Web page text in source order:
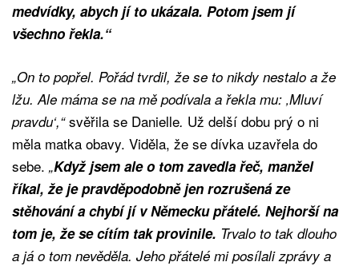
medvídky, abych jí to ukázala. Potom jsem jí
všechno řekla.“
„On to popřel. Pořád tvrdil, že se to nikdy nestalo a že
lžu. Ale máma se na mě podívala a řekla mu: ‚Mluví
pravdu‘,“svěřila se Danielle. Už delší dobu prý o ni
měla matka obavy. Viděla, že se dívka uzavřela do
sebe. „Když jsem ale o tom zavedla řeč, manžel
říkal, že je pravděpodobně jen rozrušená ze
stěhování a chybí jí v Německu přátelé. Nejhorší na
tom je, že se cítím tak provinile. Trvalo to tak dlouho
a já o tom nevěděla. Jeho přátelé mi posílali zprávy a